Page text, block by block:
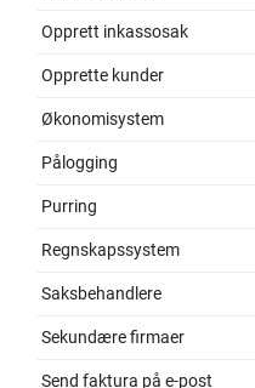
Opprett inkassosak
Opprette kunder
Økonomisystem
Pålogging
Purring
Regnskapssystem
Saksbehandlere
Sekundære firmaer
Send faktura på e-post